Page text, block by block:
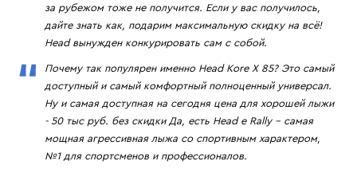
за рубежом тоже не получится. Если у вас получилось,
дайте знать как, подарим максимальную скидку на всё!
Head вынужден конкурировать сам с собой.
Почему так популярен именно Head Kore X 85? Это самый
доступный и самый комфортный полноценный универсал.
Ну и самая доступная на сегодня цена для хорошей лыжи
- 50 тыс руб. без скидки Да, есть Head e Rally – самая
мощная агрессивная лыжа со спортивным характером,
№1 для спортсменов и профессионалов.